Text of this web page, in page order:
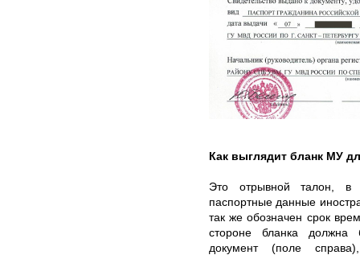
Как выглядит бланк МУ
Это отрывной талон, в
паспортные данные
так же обозначен срок
стороне бланка
документ (поле